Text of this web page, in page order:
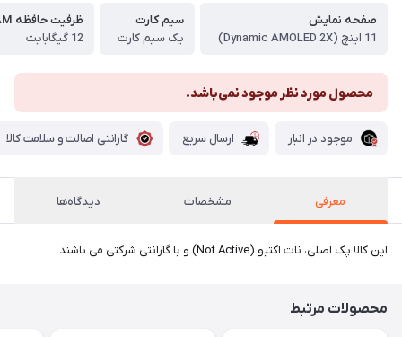
صفحه نمایش
11 اینچ (Dynamic AMOLED 2X)
سیم کارت
یک سیم کارت
ظرفیت حافظه RAM
12 گیگابایت
محصول مورد نظر موجود نمی‌باشد.
موجود در انبار ارسال سریع گارانتی اصالت و سلامت کالا
معرفی مشخصات دیدگاه‌ها
این کالا پک اصلی، نات اکتیو (Not Active) و با گارانتی شرکتی می باشند.
محصولات مرتبط